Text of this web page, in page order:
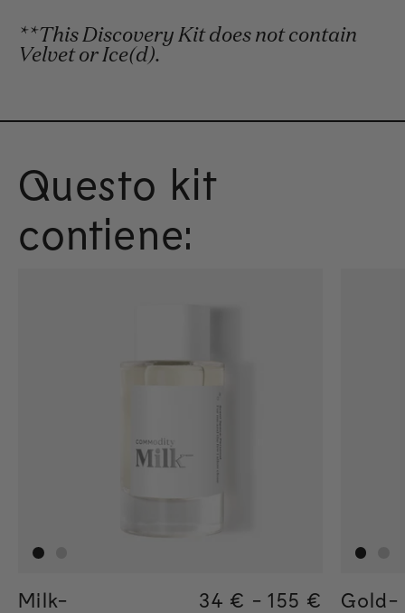
**This Discovery Kit does not contain
Velvet or Ice(d).
Questo kit
contiene:
Milk- Regular price
34 € - 155 €
Regular price
155€
Regular
34€ Gold-